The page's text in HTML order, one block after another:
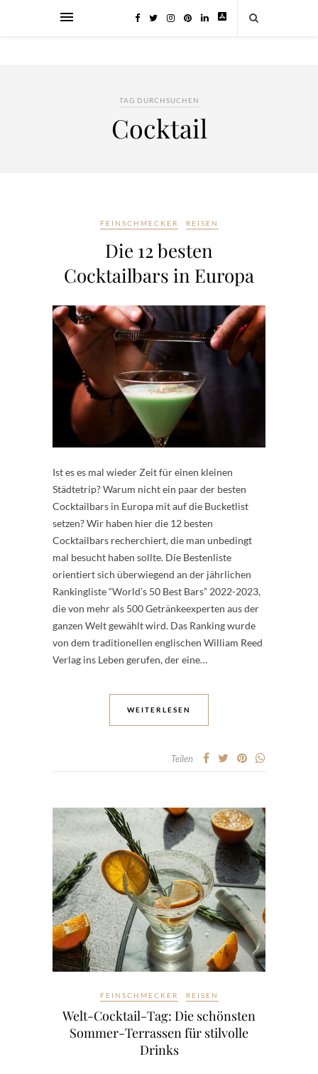
TAG DURCHSUCHEN
Cocktail
FEINSCHMECKER REISEN
Die 12 besten
Cocktailbars in Europa
Ist es es mal wieder Zeit für einen kleinen
Städtetrip? Warum nicht ein paar der besten
Cocktailbars in Europa mit auf die Bucketlist
setzen? Wir haben hier die 12 besten
Cocktailbars recherchiert, die man unbedingt
mal besucht haben sollte. Die Bestenliste
orientiert sich überwiegend an der jährlichen
Rankingliste “World’s 50 Best Bars” 2022-2023,
die von mehr als 500 Getränkeexperten aus der
ganzen Welt gewählt wird. Das Ranking wurde
von dem traditionellen englischen William Reed
Verlag ins Leben gerufen, der eine…
WEITERLESEN
Teilen
FEINSCHMECKER REISEN
Welt-Cocktail-Tag: Die schönsten
Sommer-Terrassen für stilvolle
Drinks